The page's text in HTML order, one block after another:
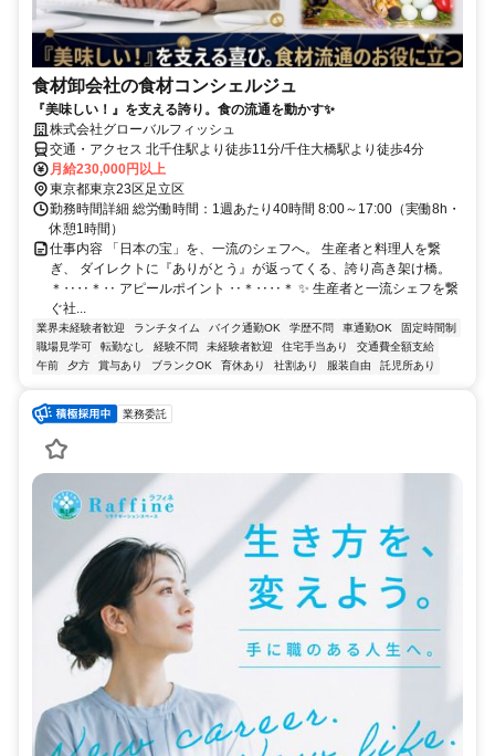
食材卸会社の食材コンシェルジュ
『美味しい！』を支える誇り。食の流通を動かす✨
株式会社グローバルフィッシュ
交通・アクセス 北千住駅より徒歩11分/千住大橋駅より徒歩4分
月給230,000円以上
東京都東京23区足立区
勤務時間詳細 総労働時間：1週あたり40時間 8:00～17:00（実働8h・
休憩1時間）
仕事内容 「日本の宝」を、一流のシェフへ。 生産者と料理人を繋
ぎ、 ダイレクトに『ありがとう』が返ってくる、誇り高き架け橋。
＊‥‥＊‥ アピールポイント ‥＊‥‥＊ ✨ 生産者と一流シェフを繋
ぐ社...
業界未経験者歓迎 ランチタイム バイク通勤OK 学歴不問 車通勤OK
固定時間制
職場見学可
転勤なし 経験不問 未経験者歓迎 住宅手当あり
交通費全額支給
午前
夕方 賞与あり ブランクOK 育休あり 社割あり 服装自由 託児所あり
業務委託